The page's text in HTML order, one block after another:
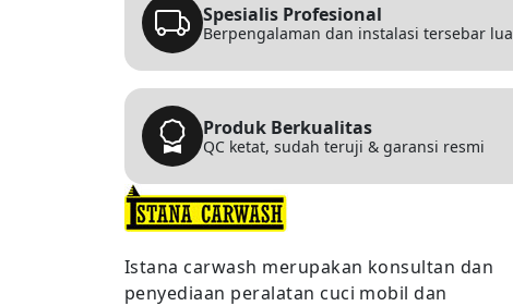
Spesialis Profesional
Berpengalaman dan instalasi tersebar
Produk Berkualitas
QC ketat, sudah teruji & garansi resmi
Istana carwash merupakan konsultan dan
penyediaan peralatan cuci mobil dan